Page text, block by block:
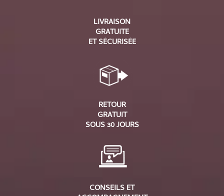
LIVRAISON
GRATUITE
ET SÉCURISÉE
RETOUR
GRATUIT
SOUS 30 JOURS
CONSEILS ET